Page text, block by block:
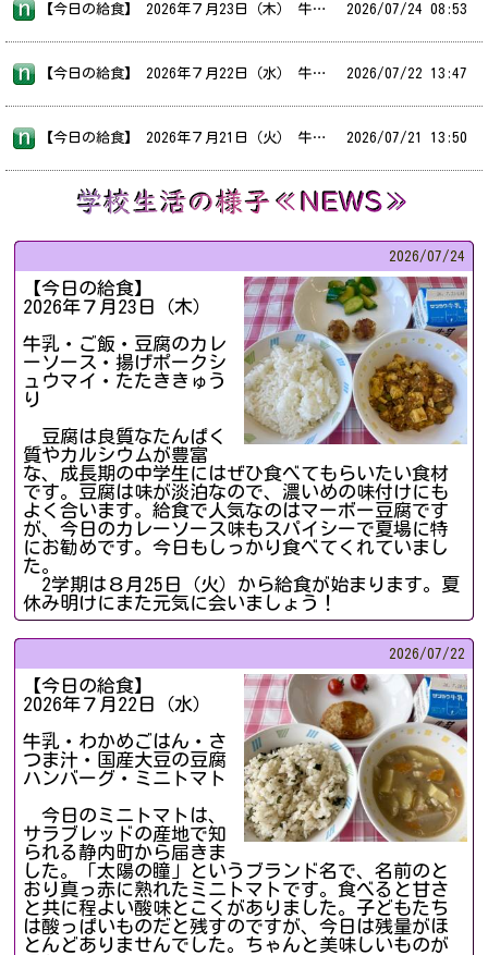
【今日の給食】 2026年７月23日（木） 牛乳・ご飯・豆腐のカレーソース・揚げポークシュウマイ・たたききゅうり 豆腐は良質なたんぱく質やカルシウムが豊富な、成長期の中学生にはぜひ食べてもらいたい食材です。豆腐は味が淡泊なので、濃いめの味付けにもよく合います。給食で人気なのはマーボー豆腐ですが、今日のカレーソース味もスパイシーで夏場に特にお勧めです。今日もしっかり食べてくれていました。 2学期は８月25日（火）から給食が始まります。夏休み明けにまた元気に会いましょう！ 2026/07/24 08:53
【今日の給食】 2026年７月22日（水） 牛乳・わかめごはん・さつま汁・国産大豆の豆腐ハンバーグ・ミニトマト 今日のミニトマトは、サラブレッドの産地で知られる静内町から届きました。「太陽の瞳」というブランド名で、名前のとおり真っ赤に熟れたミニトマトです。食べると甘さと共に程よい酸味とこくがありました。子どもたちは酸っぱいものだと残すのですが、今日は残量がほとんどありませんでした。ちゃんと美味しいものが分かっているのですね。 2026/07/22 13:47
【今日の給食】 2026年７月21日（火） 牛乳・冷やしきつねうどん・白花豆コロッケ・冷凍みかん 暑い時期は、食べやすい冷たい麺類が食卓に登場することが多くなるのではないでしょうか。７月の給食だよりにも書きましたが、冷たい麺と麺つゆだけでは栄養バランスが偏り、夏ばてしやすくなります。色々な具材を加えて栄養価をアップさせ、夏を乗り切ってくださいね。 2026/07/21 13:50
2026/07/24
【今日の給食】
2026年７月23日（木）
牛乳・ご飯・豆腐のカレ
ーソース・揚げポークシ
ュウマイ・たたききゅう
り
豆腐は良質なたんぱく
質やカルシウムが豊富
な、成長期の中学生にはぜひ食べてもらいたい食材
です。豆腐は味が淡泊なので、濃いめの味付けにも
よく合います。給食で人気なのはマーボー豆腐です
が、今日のカレーソース味もスパイシーで夏場に特
にお勧めです。今日もしっかり食べてくれていまし
た。
2学期は８月25日（火）から給食が始まります。夏
休み明けにまた元気に会いましょう！
2026/07/22
【今日の給食】
2026年７月22日（水）
牛乳・わかめごはん・さ
つま汁・国産大豆の豆腐
ハンバーグ・ミニトマト
今日のミニトマトは、
サラブレッドの産地で知
られる静内町から届きま
した。「太陽の瞳」というブランド名で、名前のと
おり真っ赤に熟れたミニトマトです。食べると甘さ
と共に程よい酸味とこくがありました。子どもたち
は酸っぱいものだと残すのですが、今日は残量がほ
とんどありませんでした。ちゃんと美味しいものが